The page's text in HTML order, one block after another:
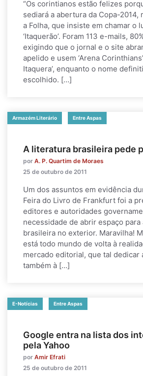
“Os corintianos estão felizes
sediará a abertura da Copa-2014,
a Folha, que insiste em chamar o
‘Itaquerão’. Foram 113 e-mails,
exigindo que o jornal e o site
apelido e usem ‘Arena
Itaquera’, enquanto o nome
escolhido. […]
Armazém Literário Entre Aspas
A literatura brasileira pede
por A. P. Quartim de Moraes
25 de outubro de 2011
Um dos assuntos em evidência
Feira do Livro de Frankfurt foi a
editores e autoridades
necessidade de abrir espaço
brasileira no exterior. Maravilha!
está todo mundo de volta à
mercado editorial, que tal dedicar
também à […]
E-Notícias Entre Aspas
Google entra na lista dos
pela Yahoo
por Amir Efrati
25 de outubro de 2011